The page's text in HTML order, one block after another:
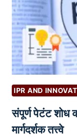
की
य
से
वां
च्या
वे
ब
सा
इ
ट
IPR AND
संपूर्ण पेटंट शोध
मार्गदर्शक तत्त्वे